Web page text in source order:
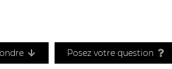
Posez votre question